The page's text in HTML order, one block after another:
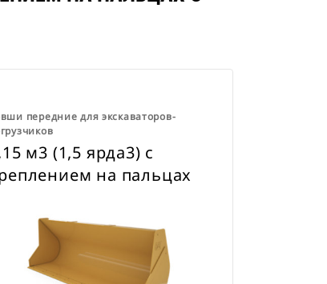
передние для экскаваторов-
м3 (1,5 ярда3) с
на пальцах